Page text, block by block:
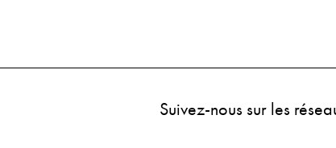
Suivez-nous sur les